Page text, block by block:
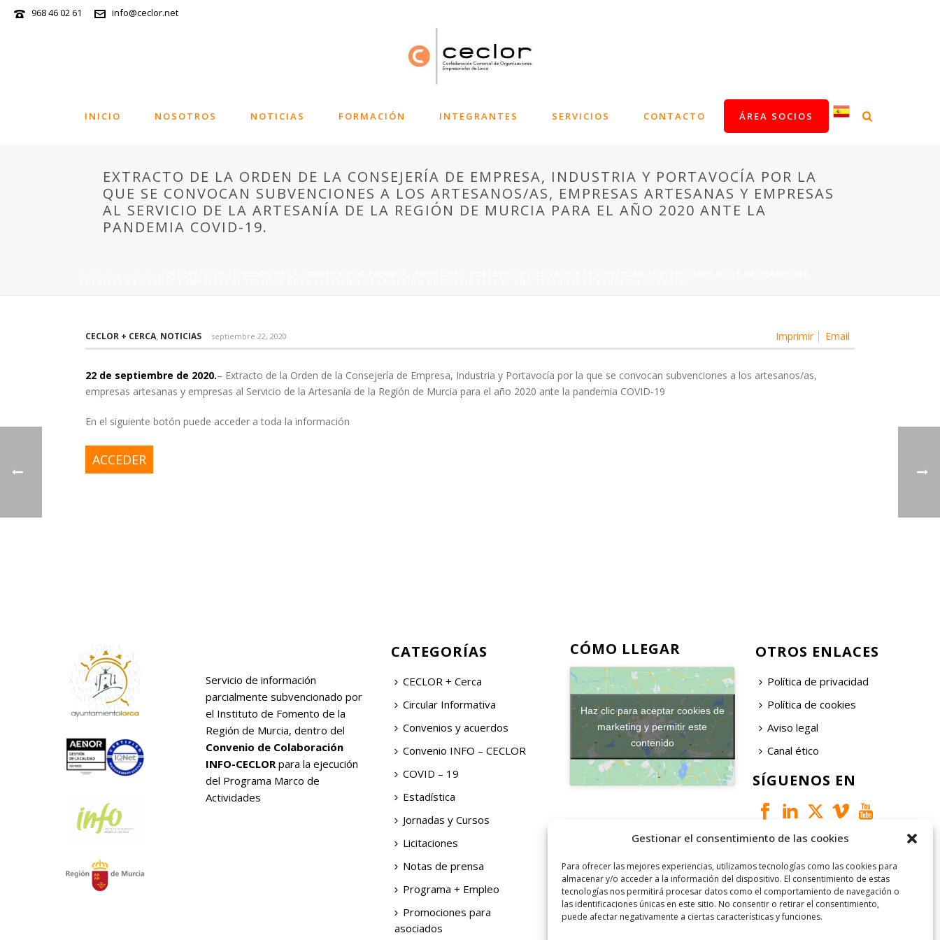
Gestionar el consentimiento de las cookies
Para ofrecer las mejores experiencias, utilizamos tecnologías como las cookies para
almacenar y/o acceder a la información del dispositivo. El consentimiento de estas
tecnologías nos permitirá procesar datos como el comportamiento de navegación o
las identificaciones únicas en este sitio. No consentir o retirar el consentimiento,
puede afectar negativamente a ciertas características y funciones.
968 46 02 61 info@ceclor.net
INICIO NOSOTROS NOTICIAS FORMACIÓN INTEGRANTES SERVICIOS CONTACTO ÁREA SOCIOS
EXTRACTO DE LA ORDEN DE LA CONSEJERÍA DE EMPRESA, INDUSTRIA Y PORTAVOCÍA POR LA
QUE SE CONVOCAN SUBVENCIONES A LOS ARTESANOS/AS, EMPRESAS ARTESANAS Y EMPRESAS
AL SERVICIO DE LA ARTESANÍA DE LA REGIÓN DE MURCIA PARA EL AÑO 2020 ANTE LA
PANDEMIA COVID-19.
Imprimir Email
CECLOR + CERCA, NOTICIAS septiembre 22, 2020
22 de septiembre de 2020.– Extracto de la Orden de la Consejería de Empresa, Industria y Portavocía por la que se convocan subvenciones a los artesanos/as,
empresas artesanas y empresas al Servicio de la Artesanía de la Región de Murcia para el año 2020 ante la pandemia COVID-19
En el siguiente botón puede acceder a toda la información
ACCEDER
Servicio de información
parcialmente subvencionado por
el Instituto de Fomento de la
Región de Murcia, dentro del
Convenio de Colaboración
INFO-CECLOR para la ejecución
del Programa Marco de
Actividades
CATEGORÍAS
CECLOR + Cerca
Circular Informativa
Convenios y acuerdos
Convenio INFO – CECLOR
COVID – 19
Estadística
Jornadas y Cursos
Licitaciones
Notas de prensa
Programa + Empleo
Promociones para
asociados
CÓMO LLEGAR
Haz clic para aceptar cookies de
marketing y permitir este
contenido
OTROS ENLACES
Política de privacidad
Política de cookies
Aviso legal
Canal ético
SÍGUENOS EN